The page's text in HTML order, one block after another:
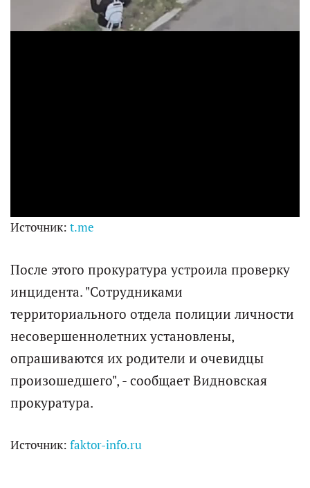
Источник: t.me
После этого прокуратура устроила проверку
инцидента. "Сотрудниками
территориального отдела полиции личности
несовершеннолетних установлены,
опрашиваются их родители и очевидцы
произошедшего", - сообщает Видновская
прокуратура.
Источник: faktor-info.ru